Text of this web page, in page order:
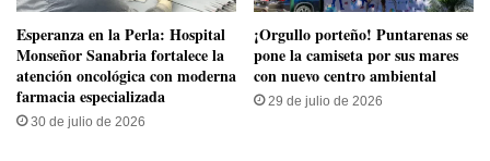
​Esperanza en la Perla: Hospital
Monseñor Sanabria fortalece la
atención oncológica con moderna
farmacia especializada
30 de julio de 2026
​¡Orgullo porteño! Puntarenas se
pone la camiseta por sus mares
con nuevo centro ambiental
29 de julio de 2026